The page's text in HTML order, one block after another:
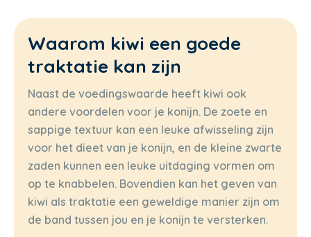
Waarom kiwi een goede
traktatie kan zijn
Naast de voedingswaarde heeft kiwi ook
andere voordelen voor je konijn. De zoete en
sappige textuur kan een leuke afwisseling zijn
voor het dieet van je konijn, en de kleine zwarte
zaden kunnen een leuke uitdaging vormen om
op te knabbelen. Bovendien kan het geven van
kiwi als traktatie een geweldige manier zijn om
de band tussen jou en je konijn te versterken.